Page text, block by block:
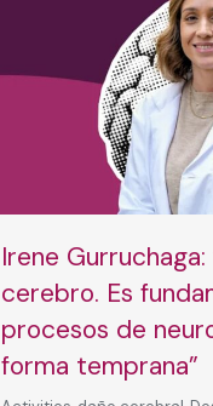
Irene
cerebro. Es
procesos de
forma temprana”